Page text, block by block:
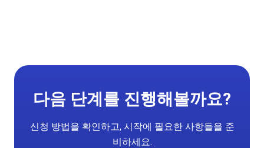
다음 단계를 진행해볼까요?
신청 방법을 확인하고, 시작에 필요한 사항들을 준
비하세요.